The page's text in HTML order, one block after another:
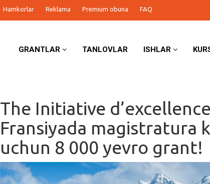
Hamkorlar Reklama Premium obuna FAQ
GRANTLAR TANLOVLAR ISHLAR
The Initiative
Fransiyada magistratura
uchun 8 000 yevro grant!